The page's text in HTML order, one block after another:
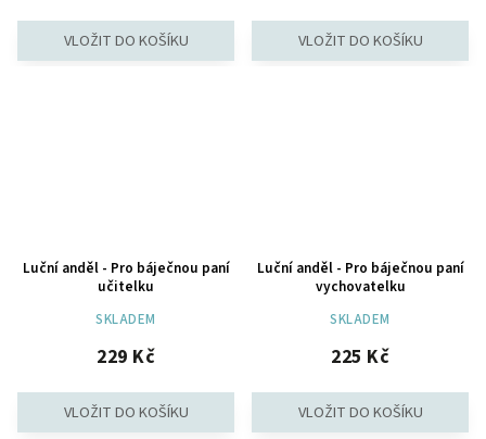
Luční anděl - Pro báječnou paní
učitelku
SKLADEM
229 Kč
Luční anděl - Pro báječnou paní
vychovatelku
SKLADEM
225 Kč